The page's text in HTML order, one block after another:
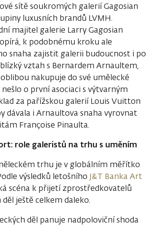
sítě soukromých galerií Gagosian
luxusních brandů LVMH.
majitel galerie Larry Gagosian
k podobnému kroku ale
snaha zajistit galerii budoucnost i po
vztah s Bernardem Arnaultem,
nakupuje do své umělecké
o první asociaci s výtvarným
za pařížskou galerií Louis Vuitton
dávala i Arnaultova snaha vyrovnat
Françoise Pinaulta.
role galeristů na trhu s uměním
trhu je v globálním měřítko
výsledků letošního J&T Banka Art
scéna k přijetí zprostředkovatelů
ještě celkem daleko.
děl panuje nadpoloviční shoda